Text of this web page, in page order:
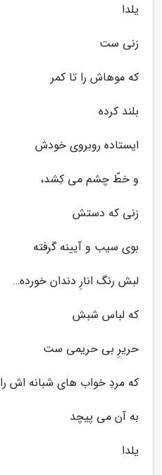
یلدا
زنى ست
که موهاش را تا کمر
بلند کرده
ایستاده روبروى خودش
و خطّ چشم مى کِشد،
زنى که دستش
بوى سیب و آیینه گرفته
لبش رنگ انارِ دندان خورده…
که لباس شبش
حریرِ بى حریمى ست
که مردِ خواب هاى شبانه اش را
به آن مى پیچد
یلدا